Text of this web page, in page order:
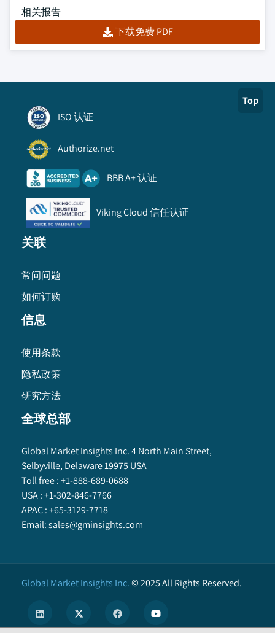
相关报告
下载免费 PDF
Top
ISO 认证
Authorize.net
BBB A+ 认证
Viking Cloud 信任认证
关联
常问问题
如何订购
信息
使用条款
隐私政策
研究方法
全球总部
Global Market Insights Inc. 4 North Main Street,
Selbyville, Delaware 19975 USA
Toll free :+1-888-689-0688
USA :+1-302-846-7766
APAC :+65-3129-7718
Email:sales@gminsights.com
Global Market Insights Inc.©2025All Rights Reserved.